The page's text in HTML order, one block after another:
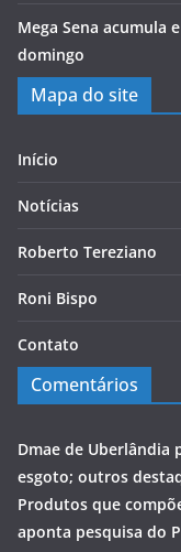
Mega Sena acumula
domingo
Mapa do site
Início
Notícias
Roberto Tereziano
Roni Bispo
Contato
Comentários
Dmae de Uberlândia
esgoto; outros
Produtos que
aponta pesquisa do